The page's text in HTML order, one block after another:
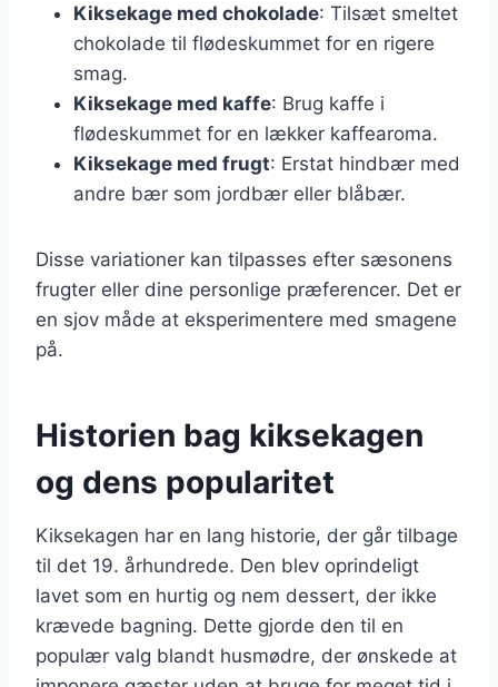
Kiksekage med chokolade: Tilsæt smeltet
chokolade til flødeskummet for en rigere
smag.
Kiksekage med kaffe: Brug kaffe i
flødeskummet for en lækker kaffearoma.
Kiksekage med frugt: Erstat hindbær med
andre bær som jordbær eller blåbær.
Disse variationer kan tilpasses efter sæsonens
frugter eller dine personlige præferencer. Det er
en sjov måde at eksperimentere med smagene
på.
Historien bag kiksekagen
og dens popularitet
Kiksekagen har en lang historie, der går tilbage
til det 19. århundrede. Den blev oprindeligt
lavet som en hurtig og nem dessert, der ikke
krævede bagning. Dette gjorde den til en
populær valg blandt husmødre, der ønskede at